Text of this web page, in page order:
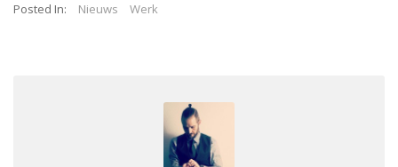
Posted In:
Nieuws Werk